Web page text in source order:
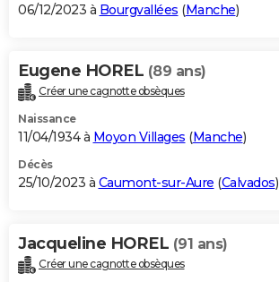
06/12/2023 à Bourgvallées (Manche)
Eugene HOREL (89 ans)
Créer une cagnotte obsèques
Naissance
11/04/1934 à Moyon Villages (Manche)
Décès
25/10/2023 à Caumont-sur-Aure (Calvados)
Jacqueline HOREL (91 ans)
Créer une cagnotte obsèques